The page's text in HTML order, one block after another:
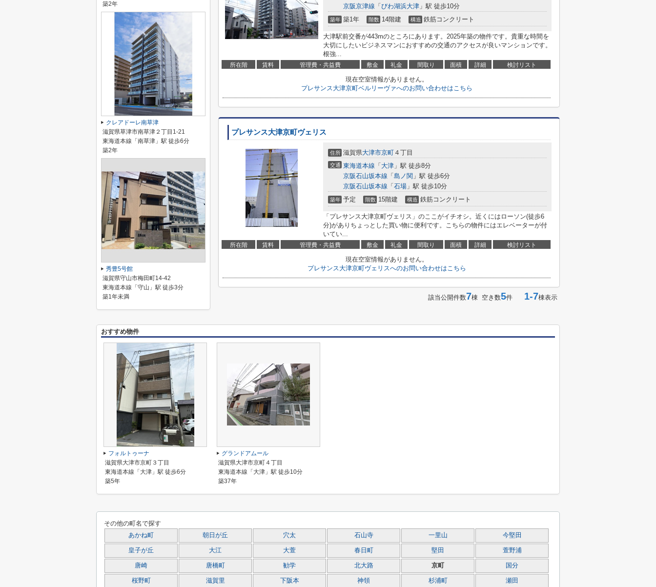
京阪京津線 「 びわ湖浜大津 」駅 徒歩10分
築年 築1年 階数 14階建 構造 鉄筋コンクリート
大津駅前交番が443mのところにあります。2025年築の物件です。貴重な時間を
大切にしたいビジネスマンにおすすめの交通のアクセスが良いマンションです。
根強...
所在階 賃料 管理費・共益費 敷金 礼金 間取り 面積 詳細 検討リスト
現在空室情報がありません。
プレサンス大津京町ベルリーヴァへのお問い合わせはこちら
プレサンス大津京町ヴェリス
住所 滋賀県大津市京町 ４丁目
交通 東海道本線 「 大津 」駅 徒歩8分
京阪石山坂本線 「 島ノ関 」駅 徒歩6分
京阪石山坂本線 「 石場 」駅 徒歩10分
築年 予定 階数 15階建 構造 鉄筋コンクリート
「プレサンス大津京町ヴェリス」のここがイチオシ。近くにはローソン(徒歩6
分)がありちょっとした買い物に便利です。こちらの物件にはエレベーターが付
いてい...
所在階 賃料 管理費・共益費 敷金 礼金 間取り 面積 詳細 検討リスト
現在空室情報がありません。
プレサンス大津京町ヴェリスへのお問い合わせはこちら
該当公開件数7棟 空き数5件 1-7棟表示
築2年
クレアドーレ南草津
滋賀県草津市南草津２丁目1-21
東海道本線「南草津」駅 徒歩6分
築2年
秀豊5号館
滋賀県守山市梅田町14-42
東海道本線「守山」駅 徒歩3分
築1年未満
おすすめ物件
フォルトゥーナ
滋賀県大津市京町３丁目
東海道本線「大津」駅 徒歩6分
築5年
グランドアムール
滋賀県大津市京町４丁目
東海道本線「大津」駅 徒歩10分
築37年
その他の町名で探す
あかね町 朝日が丘 穴太 石山寺 一里山 今堅田
皇子が丘 大江 大萱 春日町 堅田 萱野浦
唐崎 唐橋町 勧学 北大路 京町 国分
桜野町 滋賀里 下阪本 神領 杉浦町 瀬田